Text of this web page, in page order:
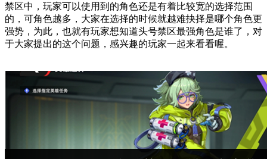
禁区中，玩家可以使用到的角色还是有着比较宽的选择范围
的，可角色越多，大家在选择的时候就越难抉择是哪个角色更
强势，为此，也就有玩家想知道头号禁区最强角色是谁了，对
于大家提出的这个问题，感兴趣的玩家一起来看看喔。